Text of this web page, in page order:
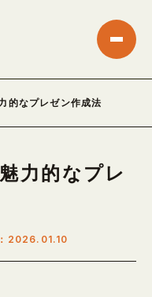
的なプレゼン作成法
力的なプレ
2026.01.10